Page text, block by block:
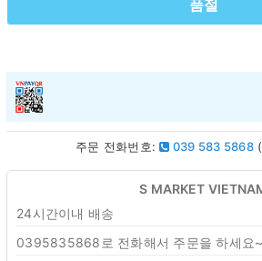
품절
주문 전화번호: 039 583 5868
S MARKET
24시간이내 배송
0395835868로 전화해서 주문을 하세요~